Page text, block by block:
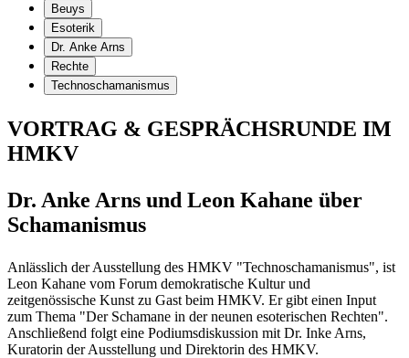
Beuys
Esoterik
Dr. Anke Arns
Rechte
Technoschamanismus
VORTRAG & GESPRÄCHSRUNDE IM
HMKV
Dr. Anke Arns und Leon Kahane über
Schamanismus
Anlässlich der Ausstellung des HMKV "Technoschamanismus", ist
Leon Kahane vom Forum demokratische Kultur und
zeitgenössische Kunst zu Gast beim HMKV. Er gibt einen Input
zum Thema "Der Schamane in der neunen esoterischen Rechten".
Anschließend folgt eine Podiumsdiskussion mit Dr. Inke Arns,
Kuratorin der Ausstellung und Direktorin des HMKV.